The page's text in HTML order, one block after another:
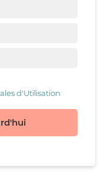
d'Utilisation